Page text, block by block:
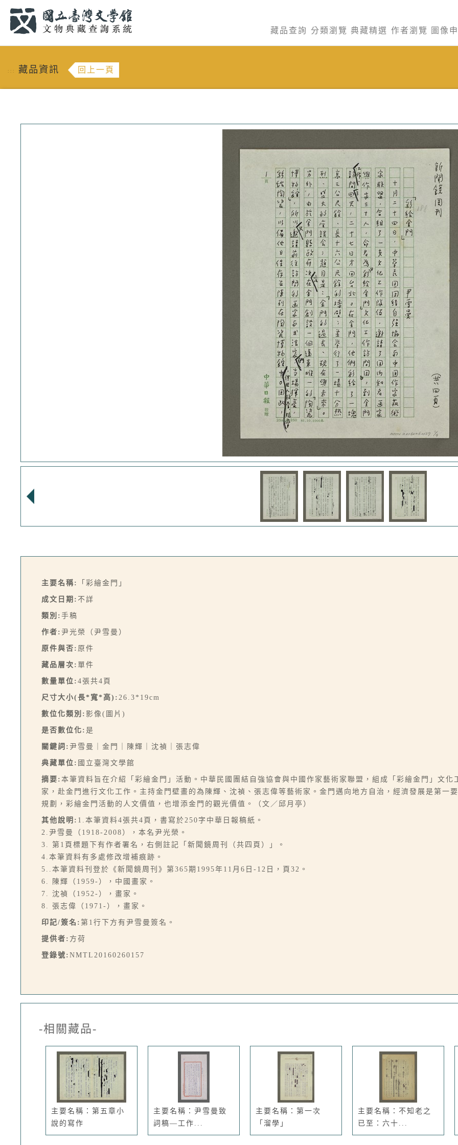
藏品查詢 分類瀏覽 典藏精選 作者瀏覽 圖像
::: 藏品資訊 回上一頁
主要名稱: 「彩繪金門」
成文日期: 不詳
類別: 手稿
作者: 尹光榮（尹雪曼）
原件與否: 原件
藏品層次: 單件
數量單位: 4張共4頁
尺寸大小(長*寬*高): 26.3*19cm
數位化類別: 影像(圖片)
是否數位化: 是
關鍵詞: 尹雪曼｜金門｜陳輝｜沈禎｜張志偉
典藏單位: 國立臺灣文學館
摘要: 本筆資料旨在介紹「彩繪金門」活動。中華民國團結自強協會與中國作家藝術家聯盟，組成「彩繪金門」文化
家，赴金門進行文化工作。主持金門壁畫的為陳輝、沈禎、張志偉等藝術家。金門邁向地方自治，經濟發展是第一
規劃，彩繪金門活動的人文價值，也增添金門的觀光價值。（文／邱月亭）
其他說明: 1.本筆資料4張共4頁，書寫於250字中華日報稿紙。
2.尹雪曼（1918-2008），本名尹光榮。
3. 第1頁標題下有作者署名，右側註記「新聞鏡周刊（共四頁）」。
4.本筆資料有多處修改增補痕跡。
5..本筆資料刊登於《新聞鏡周刊》第365期1995年11月6日-12日，頁32。
6. 陳輝（1959-），中國畫家。
7. 沈禎（1952-），畫家。
8. 張志偉（1971-），畫家。
印記/簽名: 第1行下方有尹雪曼簽名。
提供者: 方荷
登錄號: NMTL20160260157
-相關藏品-
主要名稱：第五章小
說的寫作
主要名稱：尹雪曼致
詞稿—工作...
主要名稱：第一次
「溜學」
主要名稱：不知老之
已至：六十...